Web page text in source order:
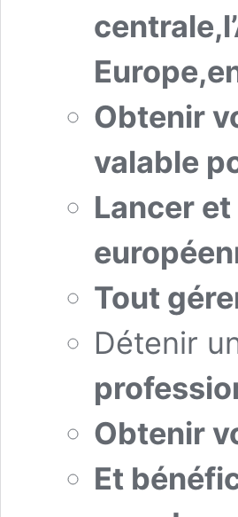
Obtenir
valable
Lancer
Tout
Détenir
Obtenir
Et